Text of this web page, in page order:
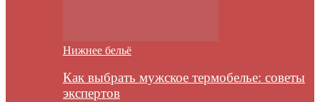
Нижнее бельё
Как выбрать мужское термобелье: советы
экспертов